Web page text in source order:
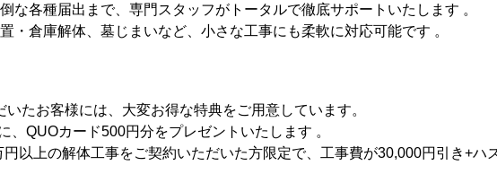
な各種届出まで、専門スタッフがトータルで徹底サポートいたします 。
・倉庫解体、墓じまいなど、小さな工事にも柔軟に対応可能です 。
たお客様には、大変お得な特典をご用意しています。
、QUOカード500円分をプレゼントいたします 。
以上の解体工事をご契約いただいた方限定で、工事費が30,000円引き+ハ